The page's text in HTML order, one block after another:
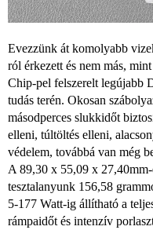
Evezzünk át komolyabb
ról érkezett és nem más, mint
Chip-pel felszerelt legújabb
tudás terén. Okosan
másodperces slukkidőt
elleni, túltöltés elleni,
védelem, továbbá van még
A 89,30 x 55,09 x
tesztalanyunk 156,58
5-177 Watt-ig állítható a
rámpaidőt és intenzív